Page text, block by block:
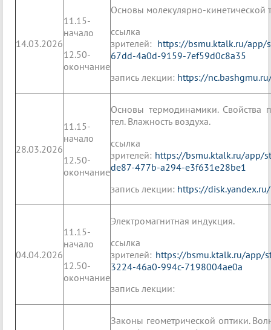
14.03.2026
11.15-
начало
12.50-
окончание
Основы молекулярно-кинетической
зрителей: https://bsmu.ktalk.ru/app/
67dd-4a0d-9159-7ef59d0c8a35
запись лекции: https://
28.03.2026
11.15-
начало
12.50-
окончание
Основы термодинамики. Свойства
тел. Влажность воздуха.
зрителей: https://bsmu.ktalk.ru/app/
de87-477b-a294-e3f631e28be1
запись лекции: https://
04.04.2026
11.15-
начало
12.50-
окончание
Электромагнитная индукция.
зрителей: https://bsmu.ktalk.ru/app/
3224-46a0-994c-7198004ae0a
запись лекции:
Законы геометрической оптики.